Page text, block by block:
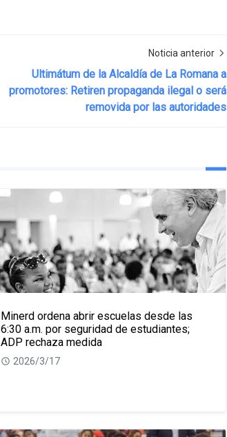
Noticia anterior
Ultimátum de la Alcaldía de La Romana a
promotores: Retiren propaganda ilegal o será
removida por las autoridades
Minerd ordena abrir escuelas desde las
6:30 a.m. por seguridad de estudiantes;
ADP rechaza medida
2026/3/17